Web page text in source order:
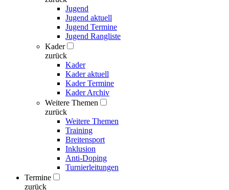
Jugend
Jugend aktuell
Jugend Termine
Jugend Rangliste
Kader
zurück
Kader
Kader aktuell
Kader Termine
Kader Archiv
Weitere Themen
zurück
Weitere Themen
Training
Breitensport
Inklusion
Anti-Doping
Turnierleitungen
Termine
zurück